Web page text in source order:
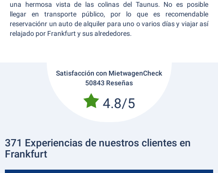
una hermosa vista de las colinas del Taunus. No es posible
llegar en transporte público, por lo que es recomendable
reservaciónr un auto de alquiler para uno o varios días y viajar así
relajado por Frankfurt y sus alrededores.
Satisfacción con MietwagenCheck
50843 Reseñas
4.8/5
371 Experiencias de nuestros clientes en
Frankfurt